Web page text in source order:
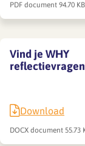
PDF document 94.70 KB
Vind je WHY
reflectievragen
Download
DOCX document 55.73